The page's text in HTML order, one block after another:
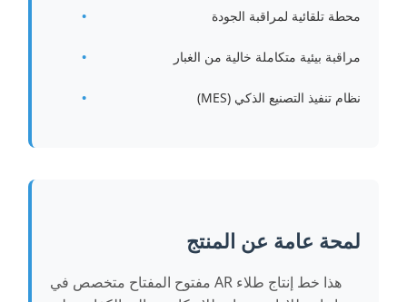
محطة تلقائية لمراقبة الجودة
مراقبة بيئية متكاملة خالية من الغبار
نظام تنفيذ التصنيع الذكي (MES)
لمحة عامة عن المنتج
هذا خط إنتاج طلاء AR مفتوح المفتاح متخصص في